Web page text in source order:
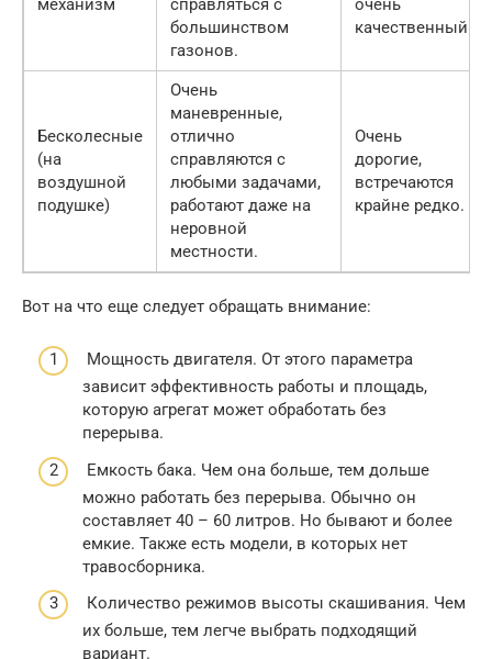
большинством
газонов.
качественный.
Бесколесные
(на
воздушной
подушке)
Очень
маневренные,
отлично
справляются с
любыми задачами,
работают даже на
неровной
местности.
Очень
дорогие,
встречаются
крайне редко.
Вот на что еще следует обращать внимание:
Мощность двигателя. От этого параметра
зависит эффективность работы и площадь,
которую агрегат может обработать без
перерыва.
Емкость бака. Чем она больше, тем дольше
можно работать без перерыва. Обычно он
составляет 40 – 60 литров. Но бывают и более
емкие. Также есть модели, в которых нет
травосборника.
Количество режимов высоты скашивания. Чем
их больше, тем легче выбрать подходящий
вариант.